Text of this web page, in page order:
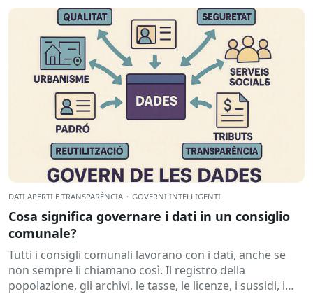
DATI APERTI E TRANSPARÈNCIA · GOVERNI INTELLIGENTI
Cosa significa governare i dati in un consiglio
comunale?
Tutti i consigli comunali lavorano con i dati, anche se
non sempre li chiamano così. Il registro della
popolazione, gli archivi, le tasse, le licenze, i sussidi, i